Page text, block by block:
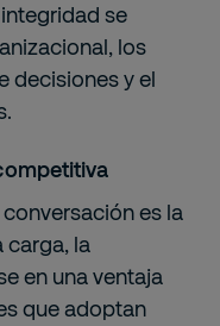
se
los
decisiones y el
es la
carga, la
en una ventaja
que adoptan